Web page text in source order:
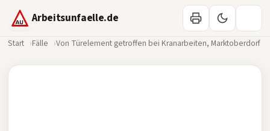
Arbeitsunfaelle.de
Start Fälle Von Türelement getroffen bei Kranarbeiten, Marktoberdorf